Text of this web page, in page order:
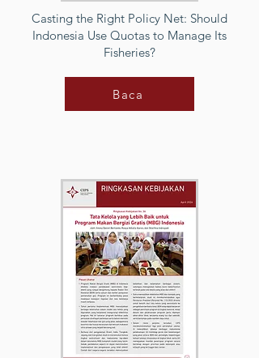
Casting the Right Policy Net: Should
Indonesia Use Quotas to Manage Its
Fisheries?
Baca